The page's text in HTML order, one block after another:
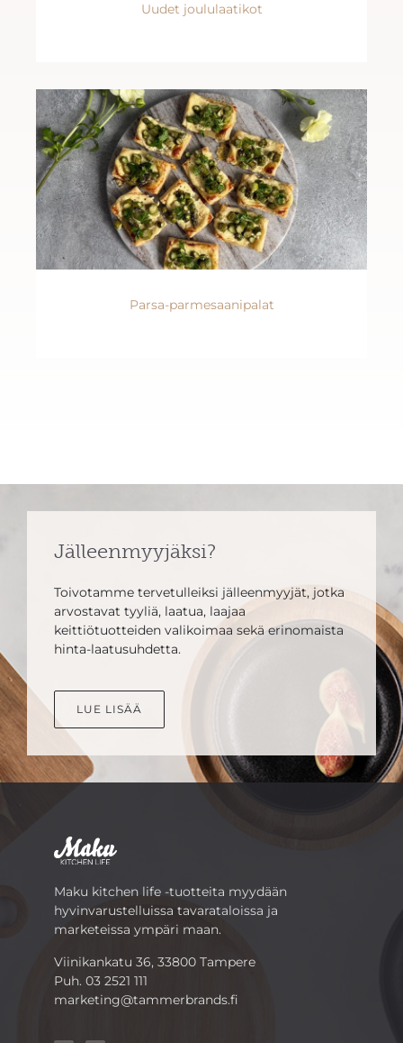
Uudet joululaatikot
Parsa-parmesaanipalat
Jälleenmyyjäksi?
Toivotamme tervetulleiksi jälleenmyyjät, jotka
arvostavat tyyliä, laatua, laajaa
keittiötuotteiden valikoimaa sekä erinomaista
hinta-laatusuhdetta.
LUE LISÄÄ
Maku kitchen life -tuotteita myydään
hyvinvarustelluissa tavarataloissa ja
marketeissa ympäri maan.
Viinikankatu 36, 33800 Tampere
Puh. 03 2521 111
marketing@tammerbrands.fi